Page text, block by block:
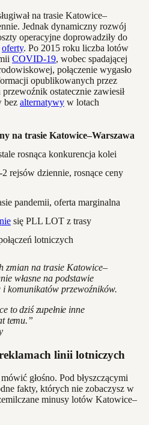
na trasie Katowice–
Jednak dynamiczny rozwój
operacyjne doprowadziły do
oferty. Po 2015 roku liczba lotów
COVID-19, wobec spadającej
połączenie wygasło
opublikowanych przez
ostatecznie zawiesił
bez alternatywy w lotach
na trasie Katowice–Warszawa
rosnąca konkurencja kolei
rejsów dziennie, rosnące ceny
pandemii, oferta marginalna
się PLL LOT z trasy
lotniczych
zmian na trasie Katowice–
własne na podstawie
komunikatów przewoźników.
to dziś zupełnie inne
temu.”
linii lotniczych
głośno. Pod błyszczącymi
fakty, których nie zobaczysz w
minusy lotów Katowice–